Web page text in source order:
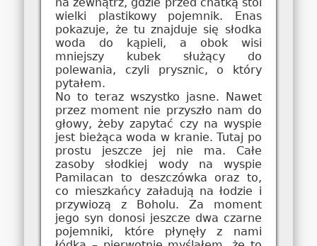
wielki plastikowy pojemnik. Enas
pokazuje, że tu znajduje się słodka
woda do kąpieli, a obok wisi
mniejszy kubek służący do
polewania, czyli prysznic, o który
pytałem.
No to teraz wszystko jasne. Nawet
przez moment nie przyszło nam do
głowy, żeby zapytać czy na wyspie
jest bieżąca woda w kranie. Tutaj po
prostu jeszcze jej nie ma. Całe
zasoby słodkiej wody na wyspie
Pamilacan to deszczówka oraz to,
co mieszkańcy załadują na łodzie i
przywiozą z Boholu. Za moment
jego syn donosi jeszcze dwa czarne
pojemniki, które płynęły z nami